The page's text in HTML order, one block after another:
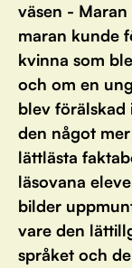
väsen -
maran kunde
kvinna som
och om en
blev förälskad
den något
lättlästa
läsovana
bilder
vare den
språket och